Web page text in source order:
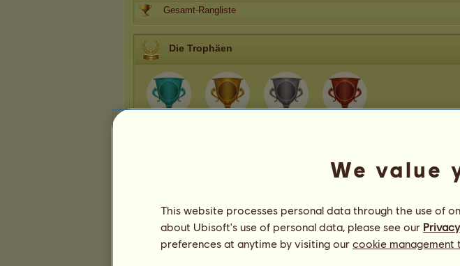
Gesamt-Rangliste
Die Trophäen
We value
This website processes personal data through the use of
about Ubisoft's use of personal data, please see our
preferences at anytime by visiting our cookie management